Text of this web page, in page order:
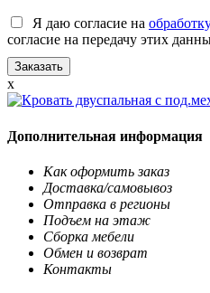
Я даю согласие на
согласие на передачу этих
x
Дополнительная информация
Как оформить заказ
Доставка/самовывоз
Отправка в регионы
Подъем на этаж
Сборка мебели
Обмен и возврат
Контакты